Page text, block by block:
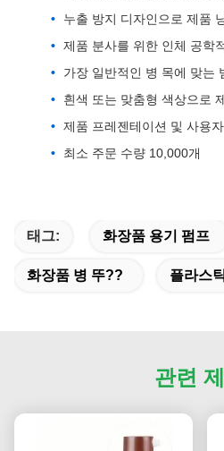
누출 방지 디자인으로 제품
제품 분사를 위한 인체 공학
가장 일반적인 병 목에 맞는
흰색 또는 맞춤형 색상으로
제품 프레젠테이션 및 사용
최소 주문 수량 10,000개
태그: 화장품 용기 펌프
화장품 병 뚜?? 플라스
관련